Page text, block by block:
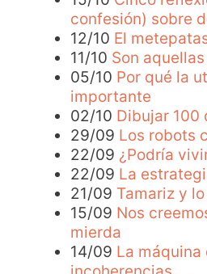
confesión) sobre
12/10 El
11/10 Son
05/10 Por qué la
importante
02/10 Dibujar 100
29/09 Los robots
22/09 ¿Podría
22/09 La
21/09 Tamariz y
15/09 Nos
mierda
14/09 La